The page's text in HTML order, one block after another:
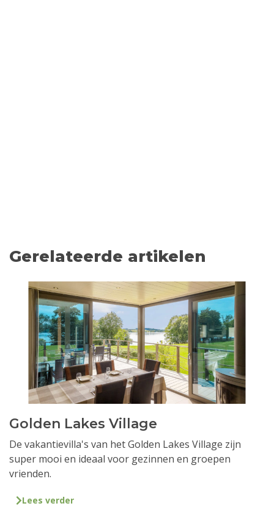
Gerelateerde artikelen
Golden Lakes Village
De vakantievilla's van het Golden Lakes Village zijn
super mooi en ideaal voor gezinnen en groepen
vrienden.
Lees verder